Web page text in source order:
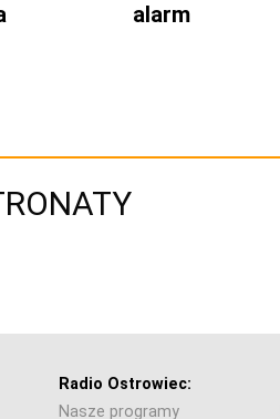
alarm
Radio Ostrowiec:
Nasze programy